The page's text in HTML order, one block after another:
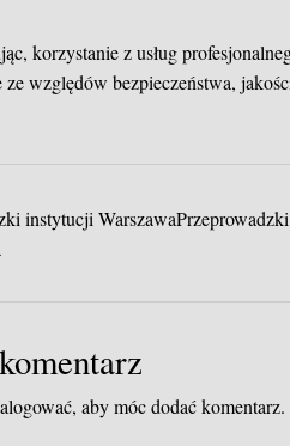
korzystanie z usług
ze względów bezpieczeństwa,
instytucji
, aby móc dodać komentarz.